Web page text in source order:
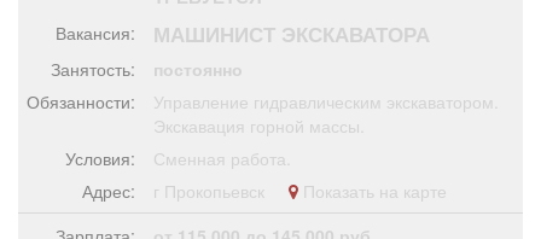
Вакансия: МАШИНИСТ ЭКСКАВАТОРА
Занятость:
постоянно
Обязанности:
Управление гидравлическим экскаватором.
Экскавация горной массы.
Условия:
Сменная работа.
Адрес:
г Прокопьевск
Показать на карте